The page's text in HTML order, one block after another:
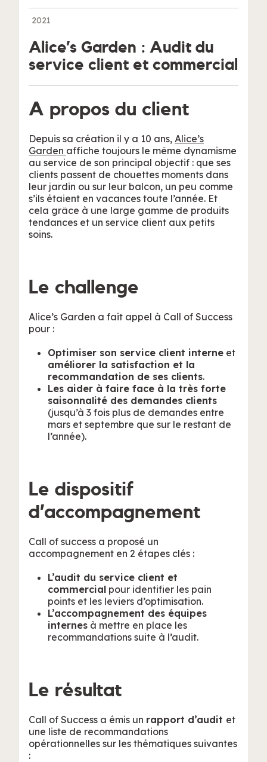
2021
Alice’s Garden : Audit du
service client et commercial
A propos du client
Depuis sa création il y a 10 ans, Alice’s
Garden affiche toujours le même dynamisme
au service de son principal objectif : que ses
clients passent de chouettes moments dans
leur jardin ou sur leur balcon, un peu comme
s’ils étaient en vacances toute l’année. Et
cela grâce à une large gamme de produits
tendances et un service client aux petits
soins.
Le challenge
Alice’s Garden a fait appel à Call of Success
pour :
Optimiser son service client interne et
améliorer la satisfaction et la
recommandation de ses clients.
Les aider à faire face à la très forte
saisonnalité des demandes clients
(jusqu’à 3 fois plus de demandes entre
mars et septembre que sur le restant de
l’année).
Le dispositif
d’accompagnement
Call of success a proposé un
accompagnement en 2 étapes clés :
L’audit du service client et
commercial pour identifier les pain
points et les leviers d’optimisation.
L’accompagnement des équipes
internes à mettre en place les
recommandations suite à l’audit.
Le résultat
Call of Success a émis un rapport d’audit et
une liste de recommandations
opérationnelles sur les thématiques suivantes
: